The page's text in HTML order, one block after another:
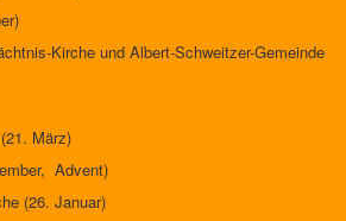
Kirche und Albert-Schweitzer-Gemeinde
März)
Advent)
(26. Januar)